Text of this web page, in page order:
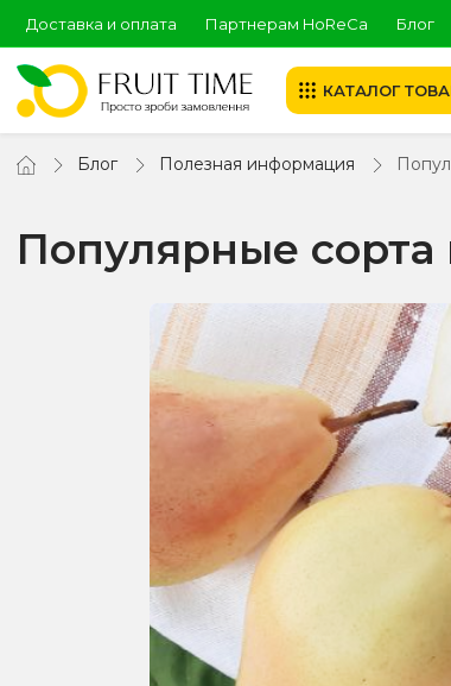
Доставка и оплата Партнерам HoReCa Блог
КАТАЛОГ
Блог Полезная информация
Популярные